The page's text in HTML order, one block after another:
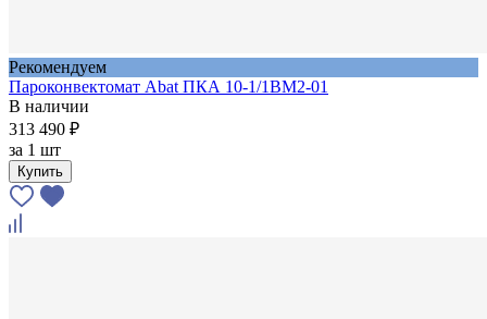
Рекомендуем
Пароконвектомат Abat ПКА 10-1/1ВМ2-01
В наличии
313 490 ₽
за 1 шт
Купить